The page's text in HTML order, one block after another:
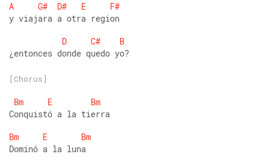
A
G# D# E
F#
y viajara a otra region
D
C#
B
¿entonces donde quedo yo?
[Chorus]
Bm E
Bm
Conquistó a la tierra
Bm
E
Bm
Dominó a la luna